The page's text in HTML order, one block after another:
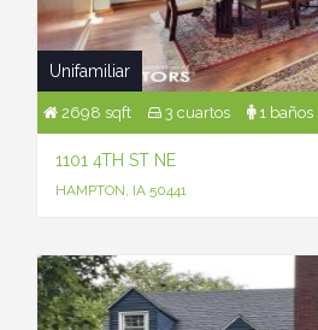
Unifamiliar
2698 sqft 3 cuartos 1 baños
1101 4TH ST NE
HAMPTON, IA 50441